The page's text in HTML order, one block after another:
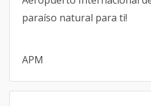
paraíso natural para ti!
APM